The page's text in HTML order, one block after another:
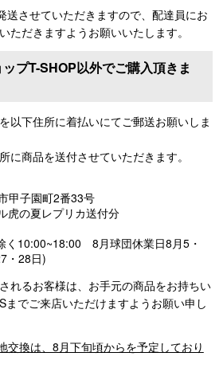
送させていただきますので、配達員にお
ただきますようお願いいたします。
プT-SHOP以外でご購入頂きま
以下住所に着払いにてご郵送お願いしま
に商品を送付させていただきます。
甲子園町2番33号
虎の夏レプリカ送付分
く10:00~18:00 8月球団休業日8月5・
・28日)
れるお客様は、お手元の商品をお持ちい
までご来店いただけますようお願い申し
交換は、8月下旬頃からを予定しており